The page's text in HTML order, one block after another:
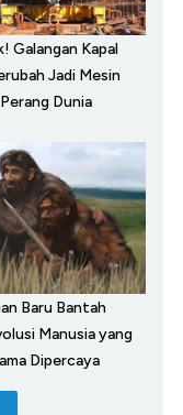
Galangan Kapal
Jadi Mesin
Dunia
Baru Bantah
Manusia yang
Dipercaya